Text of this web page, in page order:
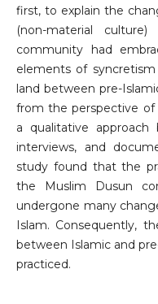
first, to explain the
(non-material
community had
elements of
land between pre-
from the perspective of
a qualitative approach
interviews, and
study found that the
the Muslim Dusun
undergone many
Islam. Consequently,
between Islamic and
practiced.